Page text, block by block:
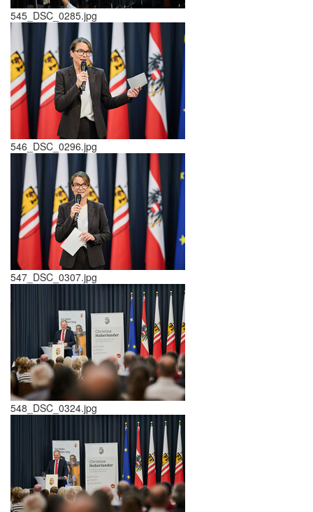
545_DSC_0285.jpg
546_DSC_0296.jpg
547_DSC_0307.jpg
548_DSC_0324.jpg